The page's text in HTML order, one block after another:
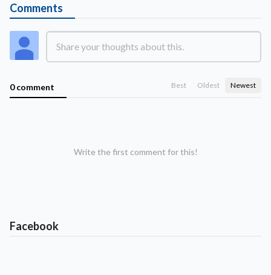
Comments
0 comment Best Oldest Newest
Write the first comment for this!
Facebook